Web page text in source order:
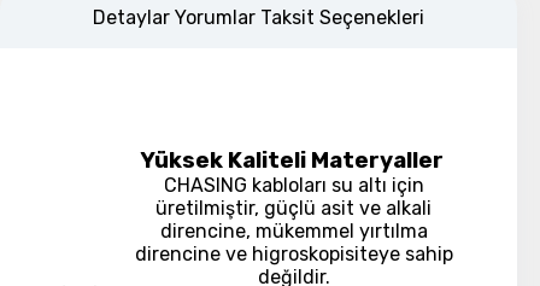
Detaylar Yorumlar Taksit Seçenekleri
Yüksek Kaliteli Materyaller
CHASING kabloları su altı için
üretilmiştir, güçlü asit ve alkali
direncine, mükemmel yırtılma
direncine ve higroskopisiteye sahip
değildir.